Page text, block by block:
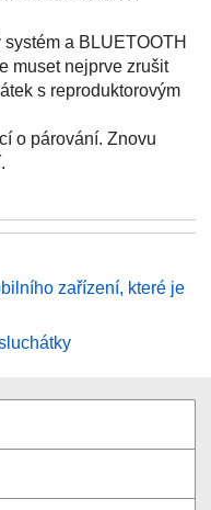
a BLUETOOTH
muset nejprve zrušit
s reproduktorovým
o párování. Znovu
zařízení, které je